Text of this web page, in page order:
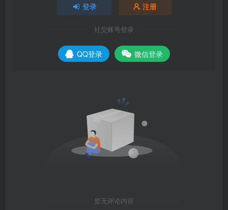
登录 注册
社交账号登录
QQ登录 微信登录
暂无评论内容